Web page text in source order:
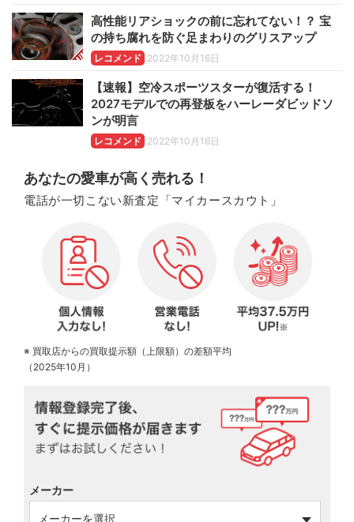
高性能リアショックの前に忘れてない！？ 宝
の持ち腐れを防ぐ足まわりのグリスアップ
レコメンド 2022年10月16日
【速報】空冷スポーツスターが復活する！
2027モデルでの再登板をハーレーダビッドソ
ンが明言
レコメンド 2022年10月16日
あなたの愛車が高く売れる！
電話が一切こない新査定「マイカースカウト」
※ 買取店からの買取提示額（上限額）の差額平均
（2025年10月）
メーカー